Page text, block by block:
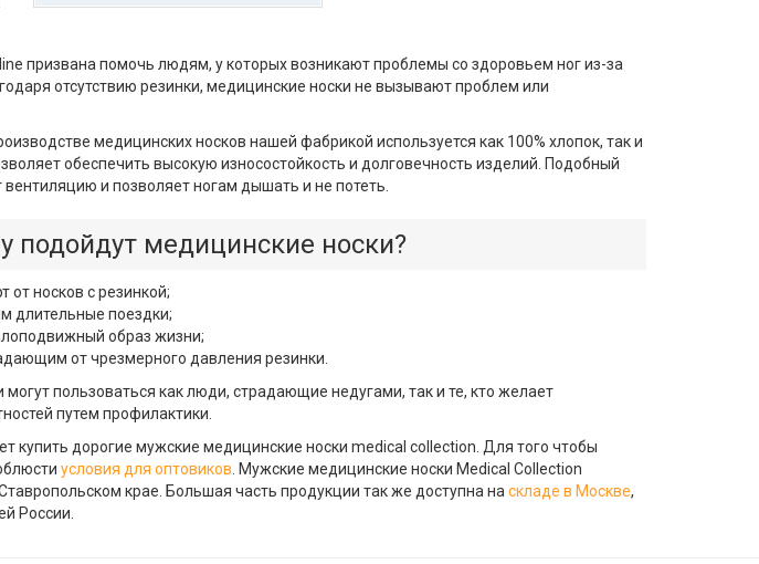
призвана помочь людям, у которых возникают проблемы со здоровьем ног из-за
отсутствию резинки, медицинские носки не вызывают проблем или
медицинских носков нашей фабрикой используется как 100% хлопок, так и
обеспечить высокую износостойкость и долговечность изделий. Подобный
вентиляцию и позволяет ногам дышать и не потеть.
подойдут медицинские носки?
от носков с резинкой;
длительные поездки;
образ жизни;
от чрезмерного давления резинки.
пользоваться как люди, страдающие недугами, так и те, кто желает
путем профилактики.
купить дорогие мужские медицинские носки medical collection. Для того чтобы
условия для оптовиков. Мужские медицинские носки Medical Collection
крае. Большая часть продукции так же доступна наскладе в Москве,
России.